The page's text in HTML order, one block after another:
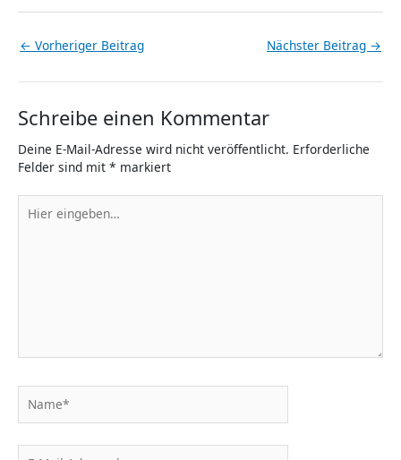
← Vorheriger Beitrag Nächster Beitrag →
Schreibe einen Kommentar
Deine E-Mail-Adresse wird nicht veröffentlicht. Erforderliche
Felder sind mit * markiert
eingeben…